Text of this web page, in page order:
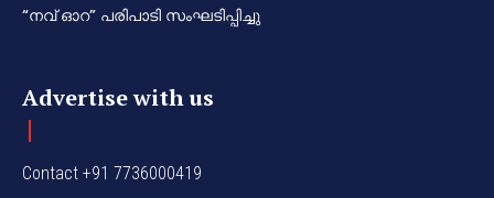
“നവ് ഓറ” പരിപാടി സംഘടിപ്പിച്ചു
Advertise with us
Contact +91 7736000419